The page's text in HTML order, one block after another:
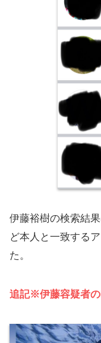
伊藤裕樹の検索結
ど本人と一致する
た。
追記※伊藤容疑者